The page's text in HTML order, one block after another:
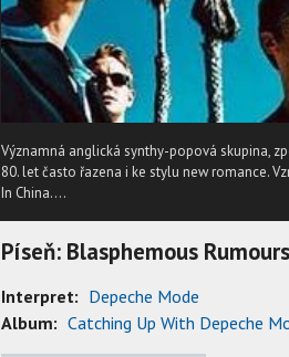
Významná anglická synthy-popová skupina,
80. let často řazena i ke stylu new romance.
In China....
Píseň: Blasphemous Rumours
Interpret: Depeche Mode
Album: Catching Up With Depeche